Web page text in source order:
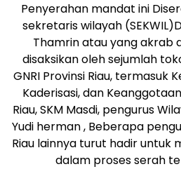
Penyerahan mandat ini
sekretaris wilayah
Thamrin atau yang akrab
disaksikan oleh sejumlah
GNRI Provinsi Riau, termasuk
Kaderisasi, dan
Riau, SKM Masdi, pengurus
Yudi herman , Beberapa
Riau lainnya turut hadir untuk
dalam proses serah